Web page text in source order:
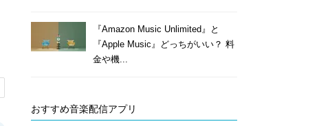
『Amazon Music Unlimited』と
『Apple Music』どっちがいい？ 料
金や機...
おすすめ音楽配信アプリ